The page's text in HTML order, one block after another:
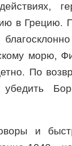
в Грецию.
мо­рю,
По
убедить
и